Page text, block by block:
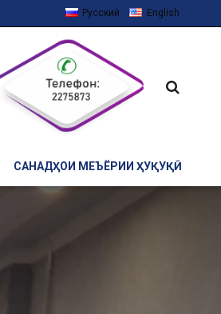
Русский English
САНАДҲОИ МЕЪЁРИИ ҲУҚУҚӢ